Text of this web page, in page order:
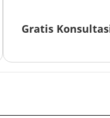
Gratis